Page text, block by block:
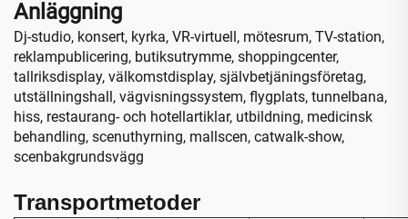
Anläggning
Dj-studio, konsert, kyrka, VR-virtuell, mötesrum, TV-station,
reklampublicering, butiksutrymme, shoppingcenter,
tallriksdisplay, välkomstdisplay, självbetjäningsföretag,
utställningshall, vägvisningssystem, flygplats, tunnelbana,
hiss, restaurang- och hotellartiklar, utbildning, medicinsk
behandling, scenuthyrning, mallscen, catwalk-show,
scenbakgrundsvägg
Transportmetoder